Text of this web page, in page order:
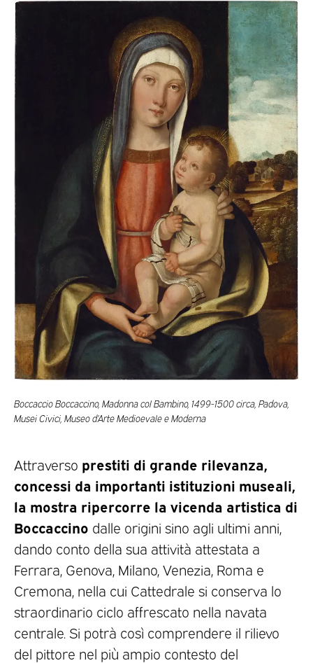
Boccaccio Boccaccino, Madonna col Bambino, 1499-1500 circa, Padova,
Musei Civici, Museo d’Arte Medioevale e Moderna
Attraverso prestiti di grande rilevanza,
concessi da importanti istituzioni museali,
la mostra ripercorre la vicenda artistica di
Boccaccino dalle origini sino agli ultimi anni,
dando conto della sua attività attestata a
Ferrara, Genova, Milano, Venezia, Roma e
Cremona, nella cui Cattedrale si conserva lo
straordinario ciclo affrescato nella navata
centrale. Si potrà così comprendere il rilievo
del pittore nel più ampio contesto del